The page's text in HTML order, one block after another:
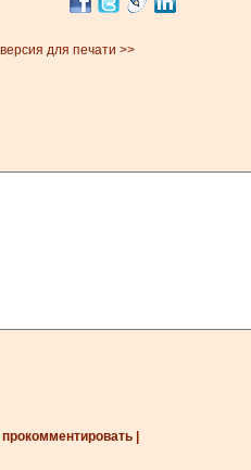
версия для печати >>
| прокомментировать |